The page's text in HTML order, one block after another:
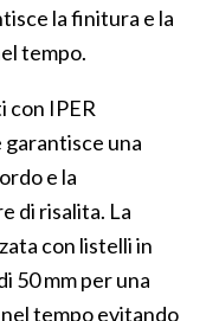
la finitura e la
tempo.
con IPER
garantisce una
e la
di risalita. La
con listelli in
50 mm per una
tempo evitando